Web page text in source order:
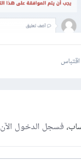
اقتباس
فسجل الدخول الآن